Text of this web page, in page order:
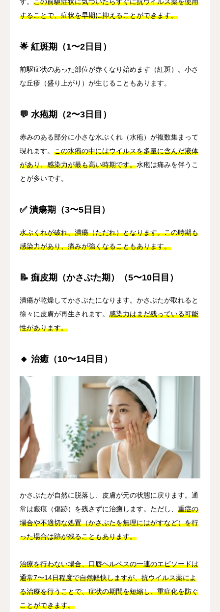
す。 この前駆症状に気づいたらすぐに抗ウイルス薬を使用
することで、症状を早期に抑えることができます。
🌟 紅斑期（1〜2日目）
前駆症状のあった部位が赤くなり始めます（紅斑）。小さ
な丘疹（盛り上がり）が生じることもあります。
💬 水疱期（2〜3日目）
赤みのある部分に小さな水ぶくれ（水疱）が複数集まって
現れます。 この水疱の中にはウイルスを多量に含んだ液体
があり、感染力が最も高い時期です。水疱は痛みを伴うこ
とが多いです。
✅ 潰瘍期（3〜5日目）
水ぶくれが破れ、潰瘍（ただれ）となります。この時期も
感染力があり、痛みが強くなることもあります。
📝 痂皮期（かさぶた期）（5〜10日目）
潰瘍が乾燥してかさぶたになります。かさぶたが取れると
徐々に皮膚が再生されます。 感染力はまだ残っている可能
性があります。
🔸 治癒（10〜14日目）
かさぶたが自然に脱落し、皮膚が元の状態に戻ります。通
常は瘢痕（傷跡）を残さずに治癒します。ただし、 重症の
場合や不適切な処置（かさぶたを無理にはがすなど）を行
った場合は跡が残ることもあります。
治療を行わない場合、口唇ヘルペスの一連のエピソードは
通常7〜14日程度で自然軽快しますが、抗ウイルス薬によ
る治療を行うことで、症状の期間を短縮し、重症化を防ぐ
ことができます。